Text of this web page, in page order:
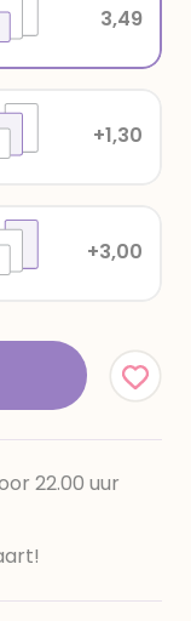
+3,00
+1,30
3,49
22.00 uur